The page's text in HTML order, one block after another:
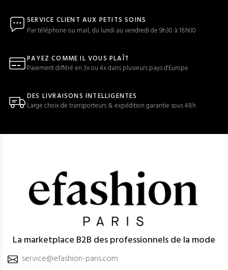
SERVICE CLIENT AUX PETITS SOINS
Par téléphone ou mail, du lundi au vendredi de 9h30 à 18h00
PAYEZ COMME IL VOUS PLAÎT
Paiement différé en 3x ou 4x dans plusieurs pays d'Europe
DES LIVRAISONS INTELLIGENTES
Large choix de transporteurs & expédition garantie sous 48h
La marketplace B2B des professionnels de la mode
service@efashion-paris.com